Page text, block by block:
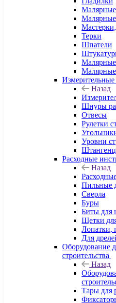
Терки
Шпатели
Назад
Шнуры
Отвесы
Рулетки
Уровни
Расходные
Назад
Пильные
Сверла
Буры
Биты для
Щетки
Лопатки,
Для
Оборудование
строительства
Назад
Тары для